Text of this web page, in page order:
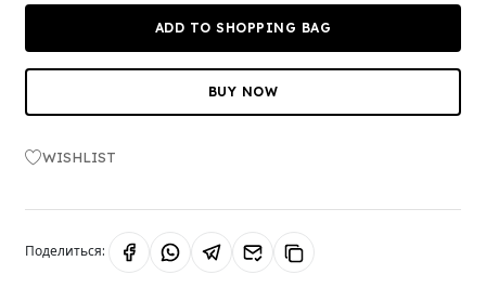
ADD TO SHOPPING BAG
BUY NOW
WISHLIST
Поделиться: